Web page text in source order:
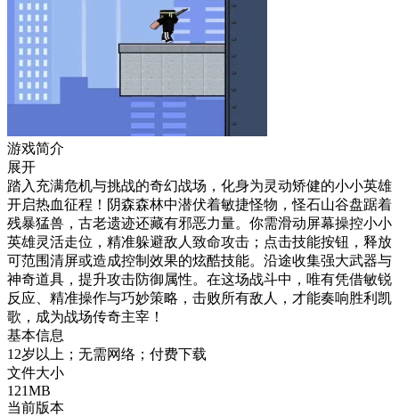
游戏简介
展开
踏入充满危机与挑战的奇幻战场，化身为灵动矫健的小小英雄
开启热血征程！阴森森林中潜伏着敏捷怪物，怪石山谷盘踞着
残暴猛兽，古老遗迹还藏有邪恶力量。你需滑动屏幕操控小小
英雄灵活走位，精准躲避敌人致命攻击；点击技能按钮，释放
可范围清屏或造成控制效果的炫酷技能。沿途收集强大武器与
神奇道具，提升攻击防御属性。在这场战斗中，唯有凭借敏锐
反应、精准操作与巧妙策略，击败所有敌人，才能奏响胜利凯
歌，成为战场传奇主宰！
基本信息
12岁以上；无需网络；付费下载
文件大小
121MB
当前版本